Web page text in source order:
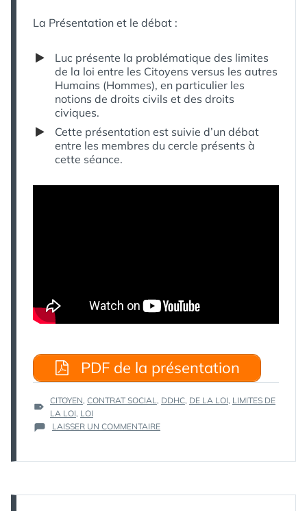
HUMAIN
DDHC
La Présentation et le débat :
Luc présente la problématique des limites
de la loi entre les Citoyens versus les autres
Humains (Hommes), en particulier les
notions de droits civils et des droits
civiques.
Cette présentation est suivie d’un débat
entre les membres du cercle présents à
cette séance.
PDF de la présentation
ÉTIQUETTES :
CITOYEN, CONTRAT SOCIAL , DDHC, DE LA LOI, LIMITES DE
LA LOI, LOI
LAISSER UN COMMENTAIRESUR
LOI